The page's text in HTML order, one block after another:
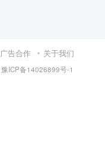
广告合作 关于我们
豫ICP备14026899号-1